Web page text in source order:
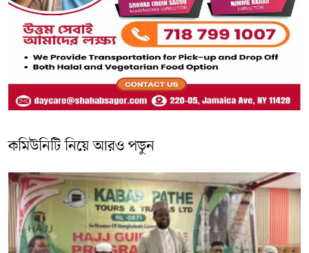
কমিউনিটি নিয়ে আরও পড়ুন